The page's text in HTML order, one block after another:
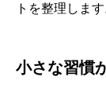
トを整理します
小さな習慣